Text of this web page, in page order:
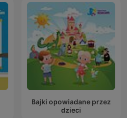
Bajki opowiadane przez
dzieci